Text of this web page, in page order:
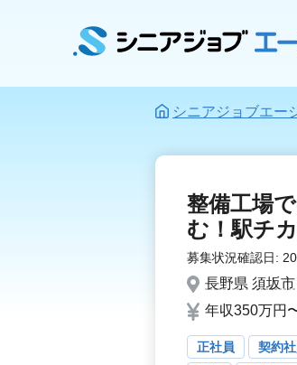
シニアジョブエー
整備工場
む！駅チ
募集状況確認日:
長野県 須坂市
年収350万円
正社員 契約